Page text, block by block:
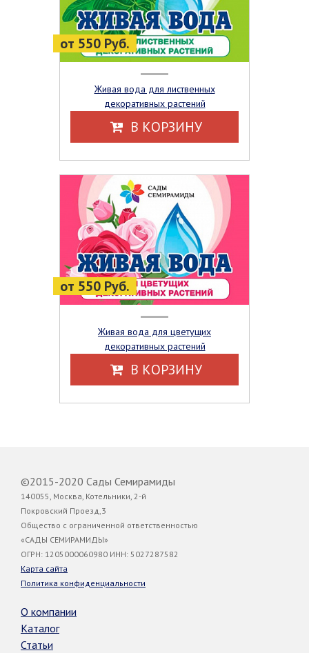
от 550 Руб.
Живая вода для лиственных
декоративных растений
В КОРЗИНУ
от 550 Руб.
Живая вода для цветущих
декоративных растений
В КОРЗИНУ
©2015-2020 Сады Семирамиды
140055, Москва, Котельники, 2-й
Покровский Проезд,3
Общество с ограниченной ответственностью
«САДЫ СЕМИРАМИДЫ»
ОГРН: 1205000060980 ИНН: 5027287582
Карта сайта
Политика конфиденциальности
О компании
Каталог
Статьи